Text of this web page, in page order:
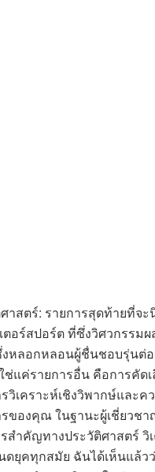
าสตร์: รายการสุดท้ายที่
อร์สปอร์ต ที่ซึ่งวิศวกรร
หลอกหลอนผู้ชื่นชอบรุ่นต่
ช่แค่รายการอื่น คือการคั
วิเคราะห์เชิงวิพากษ์และ
ของคุณ ในฐานะผู้เชี่ยว
สำคัญทางประวัติศาสตร์
ดยุคทุกสมัย ฉันได้เห็นแล้